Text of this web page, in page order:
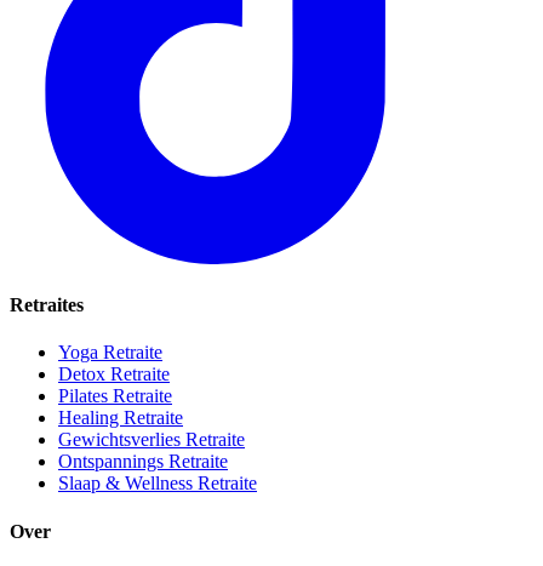
Retraites
Yoga Retraite
Detox Retraite
Pilates Retraite
Healing Retraite
Gewichtsverlies Retraite
Ontspannings Retraite
Slaap & Wellness Retraite
Over